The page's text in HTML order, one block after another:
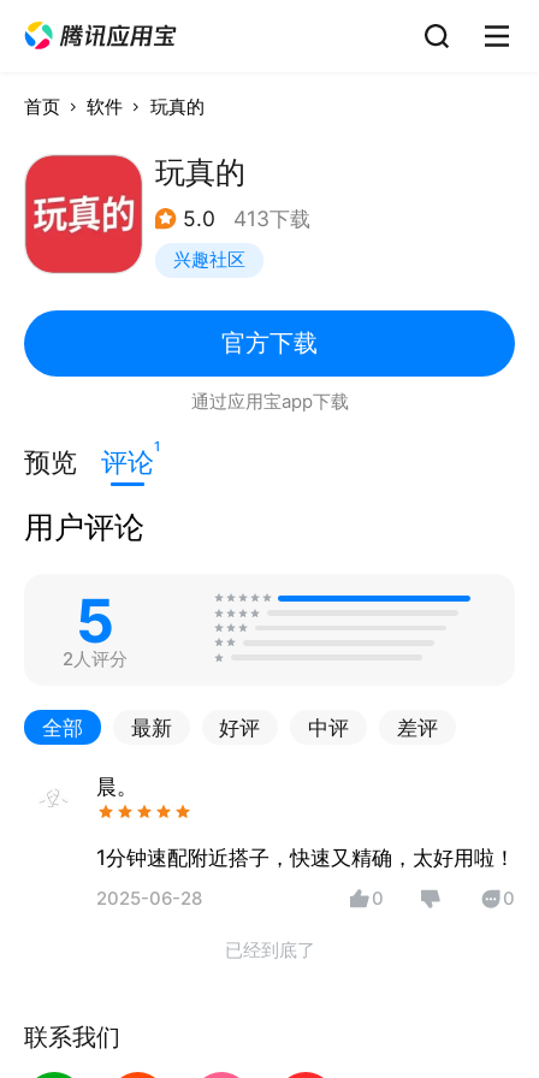
首页 软件 玩真的
玩真的
5.0 413下载
兴趣社区
官方下载
通过应用宝app下载
预览 评论1
用户评论
5
2人评分
全部 最新 好评 中评 差评
晨。
1分钟速配附近搭子，快速又精确，太好用啦！
2025-06-28 0 0
已经到底了
联系我们